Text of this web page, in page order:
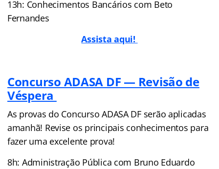
13h: Conhecimentos Bancários com Beto
Fernandes
Assista aqui!
Concurso ADASA DF — Revisão de
Véspera
As provas do Concurso ADASA DF serão aplicadas
amanhã! Revise os principais conhecimentos para
fazer uma excelente prova!
8h: Administração Pública com Bruno Eduardo